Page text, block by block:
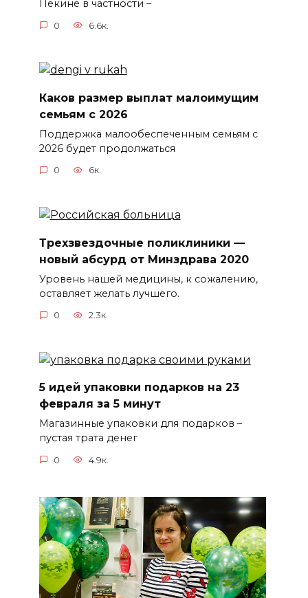
Пекине в частности –
0 6.6к.
Каков размер выплат малоимущим
семьям с 2026
Поддержка малообеспеченным семьям с
2026 будет продолжаться
0 6к.
Трехзвездочные поликлиники —
новый абсурд от Минздрава 2020
Уровень нашей медицины, к сожалению,
оставляет желать лучшего.
0 2.3к.
5 идей упаковки подарков на 23
февраля за 5 минут
Магазинные упаковки для подарков –
пустая трата денег
0 4.9к.